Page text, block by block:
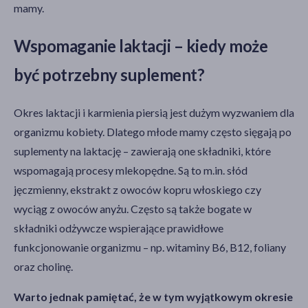
mamy.
Wspomaganie laktacji – kiedy może
być potrzebny suplement?
Okres laktacji i karmienia piersią jest dużym wyzwaniem dla
organizmu kobiety. Dlatego młode mamy często sięgają po
suplementy na laktację – zawierają one składniki, które
wspomagają procesy mlekopędne. Są to m.in. słód
jęczmienny, ekstrakt z owoców kopru włoskiego czy
wyciąg z owoców anyżu. Często są także bogate w
składniki odżywcze wspierające prawidłowe
funkcjonowanie organizmu – np. witaminy B6, B12, foliany
oraz cholinę.
Warto jednak pamiętać, że w tym wyjątkowym okresie